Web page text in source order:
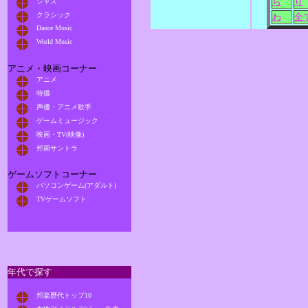
クラシック
Dance Music
World Music
アニメ・映画コーナー
アニメ
特撮
声優・アニメ歌手
ゲームミュージック
映画・TV(映像)
邦画サントラ
ゲームソフトコーナー
パソコンゲーム(アダルト)
TVゲームソフト
年代で探す
邦楽歴代トップ10
わ
全